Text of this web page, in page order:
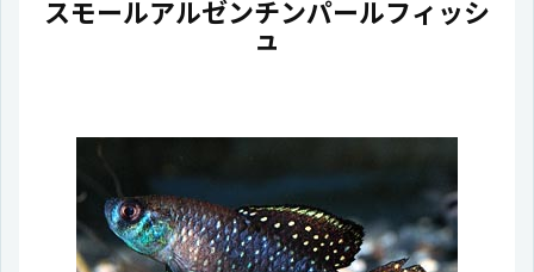
スモールアルゼンチンパールフィッシ
ュ